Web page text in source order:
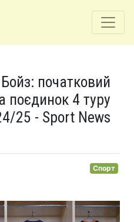
початковий
поєдинок 4 туру
25 - Sport News
Спорт